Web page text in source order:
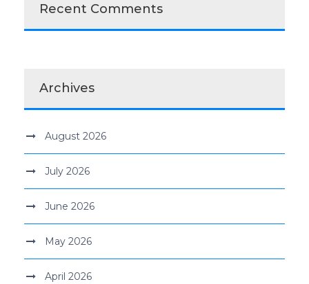
Recent Comments
Archives
August 2026
July 2026
June 2026
May 2026
April 2026